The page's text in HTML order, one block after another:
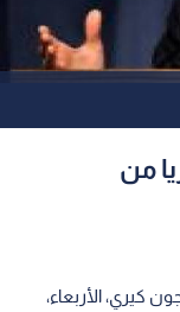
من
كيري، الأربعاء،